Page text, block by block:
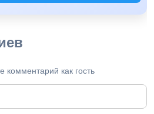
комментарий как гость